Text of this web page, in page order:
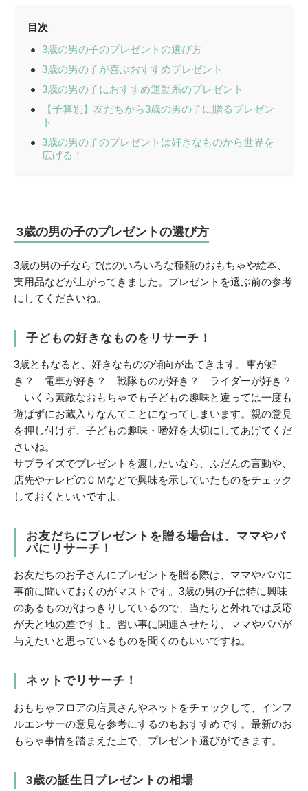
目次
3歳の男の子のプレゼントの選び方
3歳の男の子が喜ぶおすすめプレゼント
3歳の男の子におすすめ運動系のプレゼント
【予算別】友だちから3歳の男の子に贈るプレゼン
ト
3歳の男の子のプレゼントは好きなものから世界を
広げる！
3歳の男の子のプレゼントの選び方
3歳の男の子ならではのいろいろな種類のおもちゃや絵本、
実用品などが上がってきました。プレゼントを選ぶ前の参考
にしてくださいね。
子どもの好きなものをリサーチ！
3歳ともなると、好きなものの傾向が出てきます。車が好
き？ 電車が好き？ 戦隊ものが好き？ ライダーが好き？
いくら素敵なおもちゃでも子どもの趣味と違っては一度も
遊ばずにお蔵入りなんてことになってしまいます。親の意見
を押し付けず、子どもの趣味・嗜好を大切にしてあげてくだ
さいね。
サプライズでプレゼントを渡したいなら、ふだんの言動や、
店先やテレビのＣＭなどで興味を示していたものをチェック
しておくといいですよ。
お友だちにプレゼントを贈る場合は、ママやパ
パにリサーチ！
お友だちのお子さんにプレゼントを贈る際は、ママやパパに
事前に聞いておくのがマストです。3歳の男の子は特に興味
のあるものがはっきりしているので、当たりと外れでは反応
が天と地の差ですよ。習い事に関連させたり、ママやパパが
与えたいと思っているものを聞くのもいいですね。
ネットでリサーチ！
おもちゃフロアの店員さんやネットをチェックして、インフ
ルエンサーの意見を参考にするのもおすすめです。最新のお
もちゃ事情を踏まえた上で、プレゼント選びができます。
3歳の誕生日プレゼントの相場